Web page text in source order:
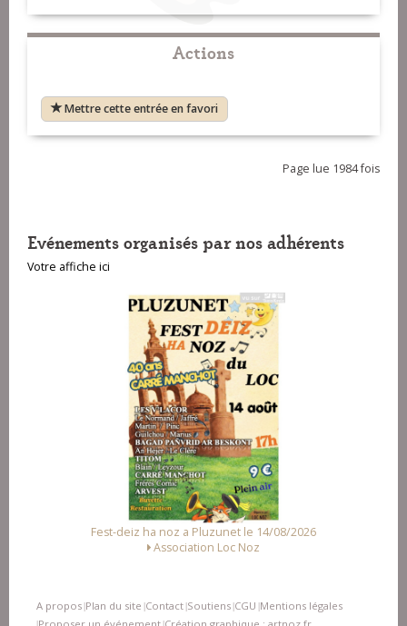
Actions
Mettre cette entrée en favori
Page lue 1984 fois
Evénements organisés par nos adhérents
Votre affiche ici
Fest-deiz ha noz a Pluzunet le 14/08/2026
Association Loc Noz
A propos |Plan du site |Contact |Soutiens |CGU |Mentions légales